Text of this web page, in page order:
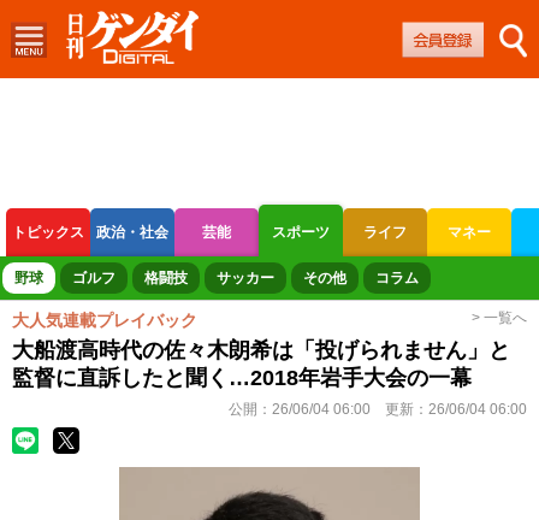
トピックス 政治・社会 芸能 スポーツ ライフ マネー
ボートレース 競輪 オートレース
野球 ゴルフ 格闘技 サッカー その他 コラム
大人気連載プレイバック > 一覧へ
大船渡高時代の佐々木朗希は「投げられません」と
監督に直訴したと聞く…2018年岩手大会の一幕
公開： 26/06/04 06:00 更新： 26/06/04 06:00